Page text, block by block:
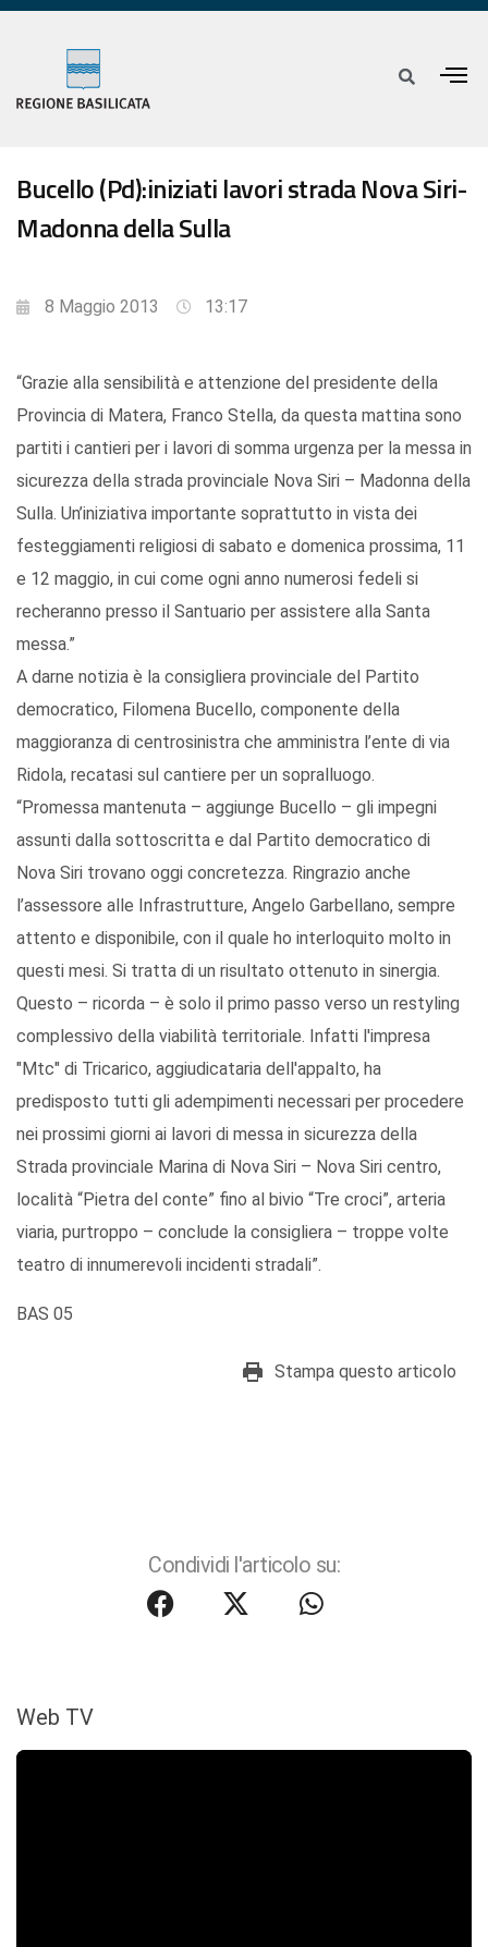
Bucello (Pd):iniziati lavori strada Nova Siri-
Madonna della Sulla
8 Maggio 2013 13:17
“Grazie alla sensibilità e attenzione del presidente della
Provincia di Matera, Franco Stella, da questa mattina sono
partiti i cantieri per i lavori di somma urgenza per la messa in
sicurezza della strada provinciale Nova Siri – Madonna della
Sulla. Un’iniziativa importante soprattutto in vista dei
festeggiamenti religiosi di sabato e domenica prossima, 11
e 12 maggio, in cui come ogni anno numerosi fedeli si
recheranno presso il Santuario per assistere alla Santa
messa.”
A darne notizia è la consigliera provinciale del Partito
democratico, Filomena Bucello, componente della
maggioranza di centrosinistra che amministra l’ente di via
Ridola, recatasi sul cantiere per un sopralluogo.
“Promessa mantenuta – aggiunge Bucello – gli impegni
assunti dalla sottoscritta e dal Partito democratico di
Nova Siri trovano oggi concretezza. Ringrazio anche
l’assessore alle Infrastrutture, Angelo Garbellano, sempre
attento e disponibile, con il quale ho interloquito molto in
questi mesi. Si tratta di un risultato ottenuto in sinergia.
Questo – ricorda – è solo il primo passo verso un restyling
complessivo della viabilità territoriale. Infatti l'impresa
"Mtc" di Tricarico, aggiudicataria dell'appalto, ha
predisposto tutti gli adempimenti necessari per procedere
nei prossimi giorni ai lavori di messa in sicurezza della
Strada provinciale Marina di Nova Siri – Nova Siri centro,
località “Pietra del conte” fino al bivio “Tre croci”, arteria
viaria, purtroppo – conclude la consigliera – troppe volte
teatro di innumerevoli incidenti stradali”.
BAS 05
Stampa questo articolo
Condividi l'articolo su:
Web TV